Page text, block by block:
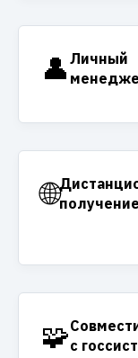
👤 Личный
🌐получение
🧩с